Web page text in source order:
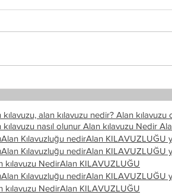
Çanakkale
alan kılavuzu nedir? Alan
kılavuzu nasıl olunur Alan kılavuzu Nedir
Alan Kılavuzluğu nedirAlan KILAVUZLUĞU
Alan Kılavuzluğu nedirAlan KILAVUZLUĞU
kılavuzu NedirAlan KILAVUZLUĞU
Alan Kılavuzluğu nedirAlan KILAVUZLUĞU
kılavuzu NedirAlan KILAVUZLUĞU